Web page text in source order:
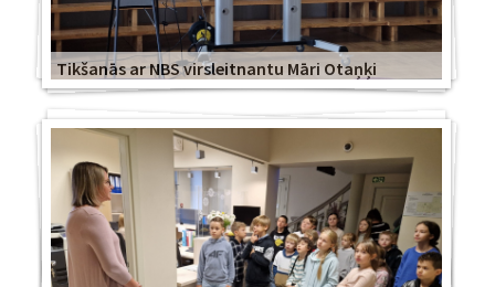
Tikšanās ar NBS virsleitnantu Māri Otaņķi